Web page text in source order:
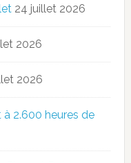
24 juillet 2026
2026
2026
2.600 heures de